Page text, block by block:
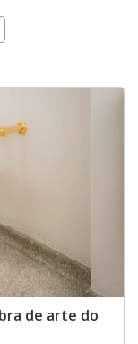
de arte do